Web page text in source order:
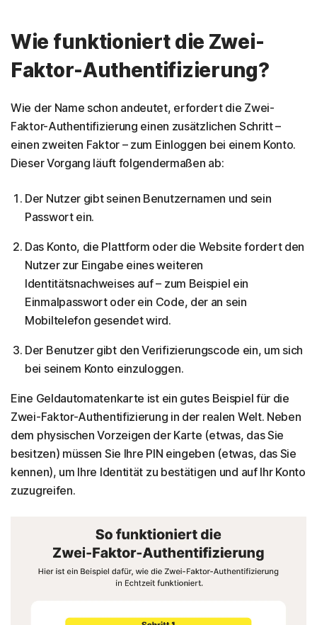
Wie funktioniert die Zwei-
Faktor-Authentifizierung?
Wie der Name schon andeutet, erfordert die Zwei-
Faktor-Authentifizierung einen zusätzlichen Schritt –
einen zweiten Faktor – zum Einloggen bei einem Konto.
Dieser Vorgang läuft folgendermaßen ab:
Der Nutzer gibt seinen Benutzernamen und sein
Passwort ein.
Das Konto, die Plattform oder die Website fordert den
Nutzer zur Eingabe eines weiteren
Identitätsnachweises auf – zum Beispiel ein
Einmalpasswort oder ein Code, der an sein
Mobiltelefon gesendet wird.
Der Benutzer gibt den Verifizierungscode ein, um sich
bei seinem Konto einzuloggen.
Eine Geldautomatenkarte ist ein gutes Beispiel für die
Zwei-Faktor-Authentifizierung in der realen Welt. Neben
dem physischen Vorzeigen der Karte (etwas, das Sie
besitzen) müssen Sie Ihre PIN eingeben (etwas, das Sie
kennen), um Ihre Identität zu bestätigen und auf Ihr Konto
zuzugreifen.